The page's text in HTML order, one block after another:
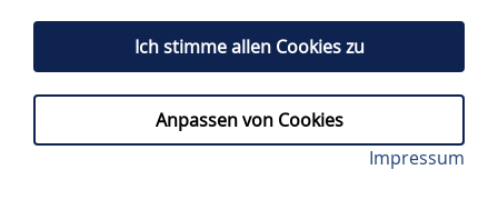
Riley Barber brachte die Panther mit seinem Tor ins
// MITTWOCH, 08.10.2025
Ich stimme allen Cookies zu
Anpassen von Cookies
Impressum